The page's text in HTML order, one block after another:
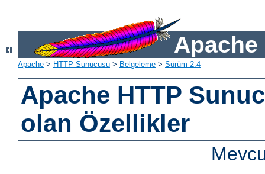
Apache
Apache > HTTP Sunucusu > Belgeleme > Sürüm 2.4
Apache HTTP
olan Özellikler